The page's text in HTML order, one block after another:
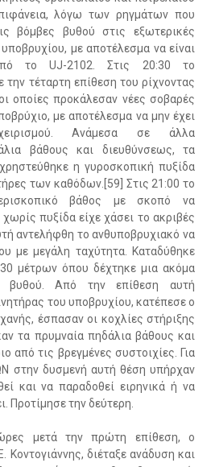
λόγω των ρηγμάτων που
βόμβες βυθού στις εξωτερικές
με αποτέλεσμα να είναι
το UJ-2102. Στις 20:30 το
την τέταρτη επίθεση του ρίχνοντας
οποίες προκάλεσαν νέες σοβαρές
με αποτέλεσμα να μην έχει
Ανάμεσα σε άλλα
βάθους και διευθύνσεως, τα
η γυροσκοπική πυξίδα
των καθόδων.[59] Στις 21:00 το
βάθος με σκοπό να
πυξίδα είχε χάσει το ακριβές
αντελήφθη το ανθυποβρυχιακό να
με μεγάλη ταχύτητα. Καταδύθηκε
μέτρων όπου δέχτηκε μια ακόμα
Από την επίθεση αυτή
του υποβρυχίου, κατέπεσε ο
έσπασαν οι κοχλίες στήριξης
τα πρυμναία πηδάλια βάθους και
από τις βρεγμένες συστοιχίες. Για
στην δυσμενή αυτή θέση υπήρχαν
και να παραδοθεί ειρηνικά ή να
Προτίμησε την δεύτερη.
μετά την πρώτη επίθεση, ο
Κοντογιάννης, διέταξε ανάδυση και